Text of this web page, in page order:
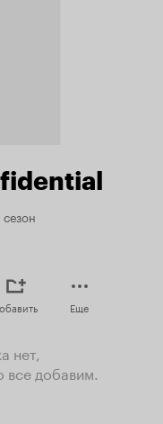
сезон
Еще
нет,
добавим.